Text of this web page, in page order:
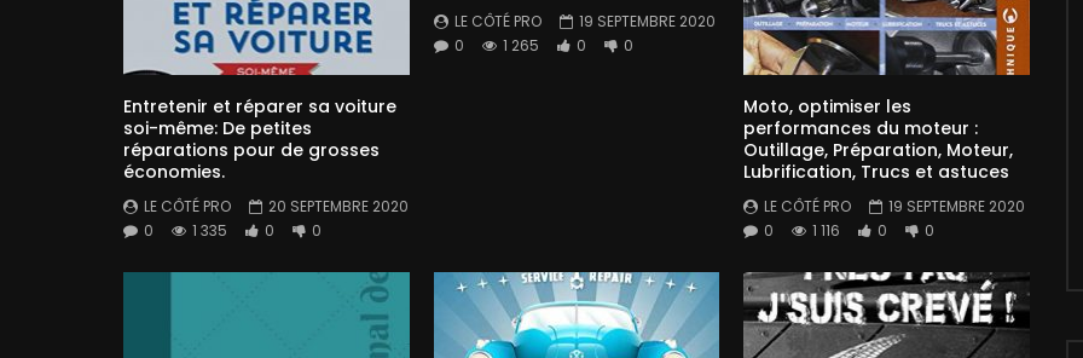
Entretenir et réparer sa voiture
soi-même: De petites
réparations pour de grosses
économies.
LE CÔTÉ PRO
20 SEPTEMBRE 2020
0
1 335 0 0
LE CÔTÉ PRO
19 SEPTEMBRE 2020
0
1 265 0 0
Moto, optimiser les
performances du moteur :
Outillage, Préparation, Moteur,
Lubrification, Trucs et astuces
LE CÔTÉ PRO
19 SEPTEMBRE 2020
0
1 116 0 0